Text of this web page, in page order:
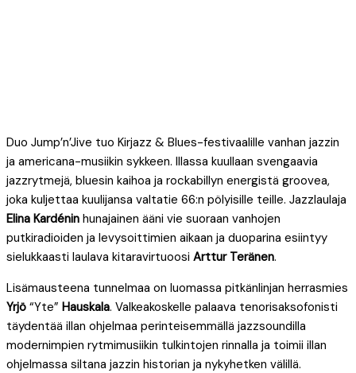
Duo Jump’n’Jive tuo Kirjazz & Blues-festivaalille vanhan jazzin
ja americana-musiikin sykkeen. Illassa kuullaan svengaavia
jazzrytmejä, bluesin kaihoa ja rockabillyn energistä groovea,
joka kuljettaa kuulijansa valtatie 66:n pölyisille teille. Jazzlaulaja
Elina Kardénin hunajainen ääni vie suoraan vanhojen
putkiradioiden ja levysoittimien aikaan ja duoparina esiintyy
sielukkaasti laulava kitaravirtuoosi Arttur Teränen.
Lisämausteena tunnelmaa on luomassa pitkänlinjan herrasmies
Yrjö “Yte” Hauskala. Valkeakoskelle palaava tenorisaksofonisti
täydentää illan ohjelmaa perinteisemmällä jazzsoundilla
modernimpien rytmimusiikin tulkintojen rinnalla ja toimii illan
ohjelmassa siltana jazzin historian ja nykyhetken välillä.